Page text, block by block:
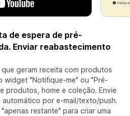
de espera de pré-
Enviar reabastecimento
geram receita com produtos
widget "Notifique-me" ou "Pré-
produtos, home e coleção. Envie
por e-mail/texto/push.
restante" para criar uma